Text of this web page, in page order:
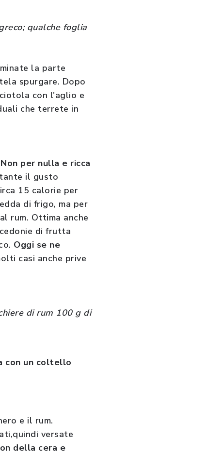
qualche foglia
la parte
spurgare. Dopo
con l'aglio e
che terrete in
Non per nulla e ricca
il gusto
15 calorie per
di frigo, ma per
rum. Ottima anche
di frutta
Oggi se ne
casi anche prive
di rum 100 g di
con un coltello
e il rum.
versate
della cera e